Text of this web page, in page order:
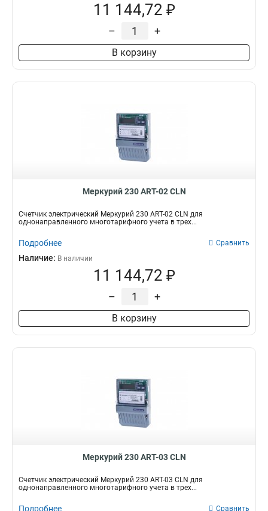
11 144,72 ₽
– +
В корзину
Меркурий 230 АRT-02 СLN
Счетчик электрический Меркурий 230 АRT-02 СLN для
однонаправленного многотарифного учета в трех...
Подробнее Сравнить
Наличие: В наличии
11 144,72 ₽
– +
В корзину
Меркурий 230 АRT-03 СLN
Счетчик электрический Меркурий 230 АRT-03 СLN для
однонаправленного многотарифного учета в трех...
Подробнее Сравнить